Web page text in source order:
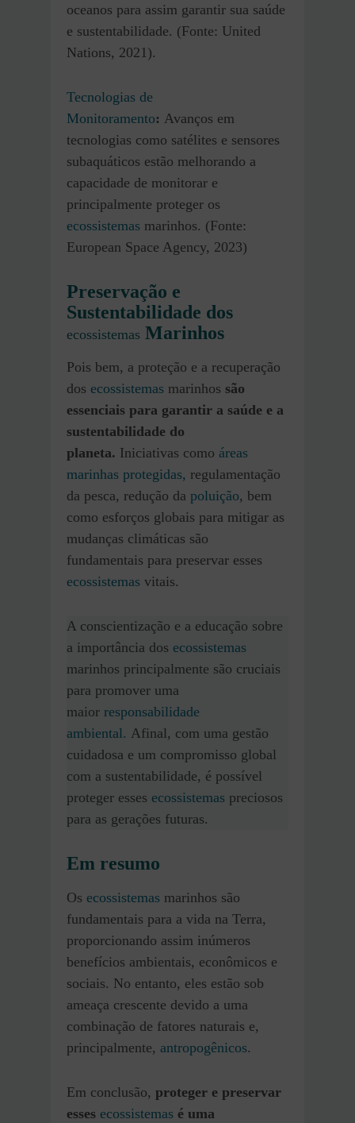
oceanos para assim garantir sua saúde
e sustentabilidade. (Fonte: United
Nations, 2021).
Tecnologias de
Monitoramento: Avanços em
tecnologias como satélites e sensores
subaquáticos estão melhorando a
capacidade de monitorar e
principalmente proteger os
ecossistemas marinhos. (Fonte:
European Space Agency, 2023)
Preservação e
Sustentabilidade dos
ecossistemas Marinhos
Pois bem, a proteção e a recuperação
dos ecossistemas marinhos são
essenciais para garantir a saúde e a
sustentabilidade do
planeta. Iniciativas como áreas
marinhas protegidas, regulamentação
da pesca, redução da poluição, bem
como esforços globais para mitigar as
mudanças climáticas são
fundamentais para preservar esses
ecossistemas vitais.
A conscientização e a educação sobre
a importância dos ecossistemas
marinhos principalmente são cruciais
para promover uma
maior responsabilidade
ambiental. Afinal, com uma gestão
cuidadosa e um compromisso global
com a sustentabilidade, é possível
proteger esses ecossistemas preciosos
para as gerações futuras.
Em resumo
Os ecossistemas marinhos são
fundamentais para a vida na Terra,
proporcionando assim inúmeros
benefícios ambientais, econômicos e
sociais. No entanto, eles estão sob
ameaça crescente devido a uma
combinação de fatores naturais e,
principalmente, antropogênicos.
Em conclusão, proteger e preservar
esses ecossistemas é uma